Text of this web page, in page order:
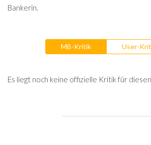
Bankerin.
MB-Kritik User-
Es liegt noch keine offizielle Kritik für diesen